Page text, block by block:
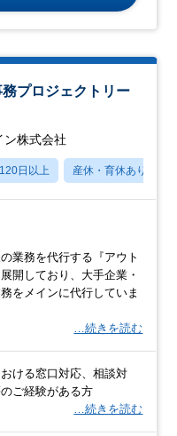
務プロジェクトリー
ン株式会社
日以上 産休・育休あり
業務を代行する『アウト
開しており、大手企業・
をメインに代行していま
…続きを読む
ける窓口対応、相談対
ご経験がある方
…続きを読む